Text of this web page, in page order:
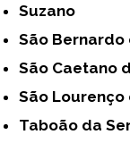
Suzano
São
São Caetano
São
Taboão da